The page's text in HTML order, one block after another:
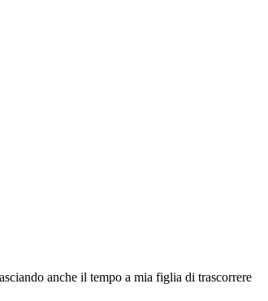
anche il tempo a mia figlia di trascorrere